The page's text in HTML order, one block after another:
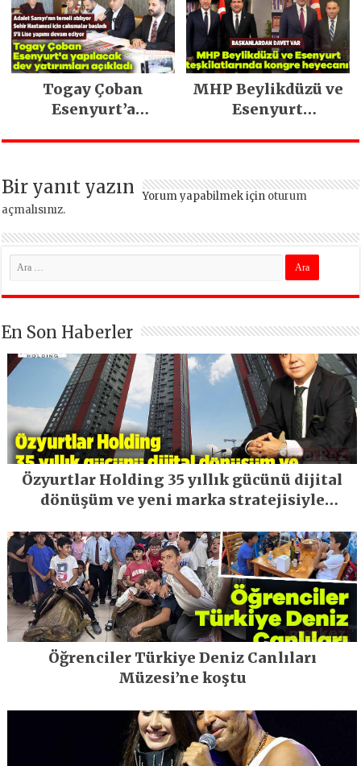
Togay Çoban
Esenyurt’a
MHP Beylikdüzü ve
Esenyurt
Bir yanıt yazın Yorum yapabilmek için oturum
açmalısınız.
En Son Haberler
Özyurtlar Holding 35 yıllık gücünü dijital
dönüşüm ve yeni marka stratejisiyle
Öğrenciler Türkiye Deniz Canlıları
Müzesi’ne koştu